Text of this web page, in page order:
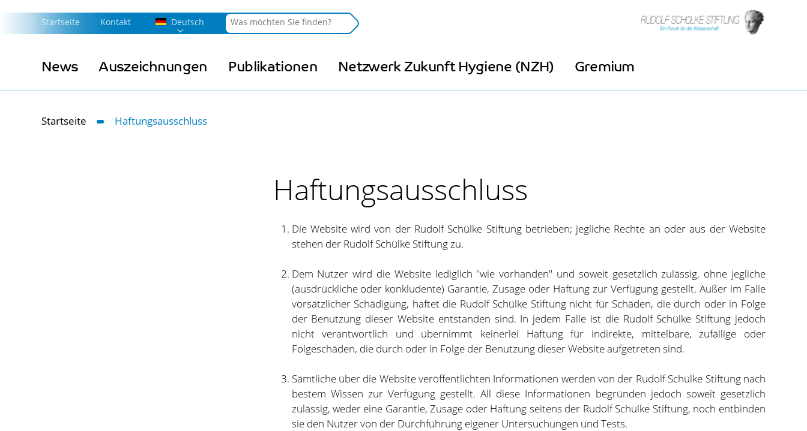
Startseite Kontakt Deutsch
News Auszeichnungen Publikationen Netzwerk Zukunft Hygiene (NZH) Gremium
Startseite Haftungsausschluss
Haftungsausschluss
Die Website wird von der Rudolf Schülke Stiftung betrieben; jegliche Rechte an oder aus der Website
stehen der Rudolf Schülke Stiftung zu.
Dem Nutzer wird die Website lediglich "wie vorhanden" und soweit gesetzlich zulässig, ohne jegliche
(ausdrückliche oder konkludente) Garantie, Zusage oder Haftung zur Verfügung gestellt. Außer im Falle
vorsätzlicher Schädigung, haftet die Rudolf Schülke Stiftung nicht für Schäden, die durch oder in Folge
der Benutzung dieser Website entstanden sind. In jedem Falle ist die Rudolf Schülke Stiftung jedoch
nicht verantwortlich und übernimmt keinerlei Haftung für indirekte, mittelbare, zufällige oder
Folgeschäden, die durch oder in Folge der Benutzung dieser Website aufgetreten sind.
Sämtliche über die Website veröffentlichten Informationen werden von der Rudolf Schülke Stiftung nach
bestem Wissen zur Verfügung gestellt. All diese Informationen begründen jedoch soweit gesetzlich
zulässig, weder eine Garantie, Zusage oder Haftung seitens der Rudolf Schülke Stiftung, noch entbinden
sie den Nutzer von der Durchführung eigener Untersuchungen und Tests.